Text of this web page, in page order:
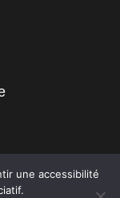
une accessibilité